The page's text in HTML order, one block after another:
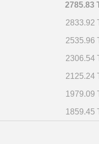
2785.83
2833.92
2535.96
2306.54
2125.24
1979.09
1859.45